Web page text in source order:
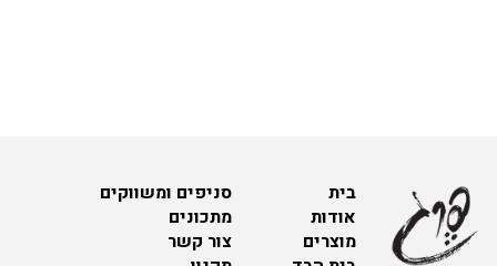
סניפים ומשווקים
מתכונים
צור קשר
בית
אודות
מוצרים